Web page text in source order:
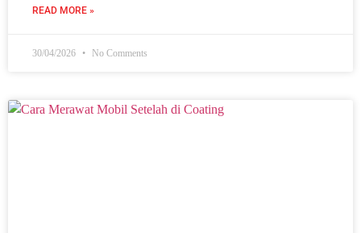
READ MORE »
30/04/2026 No Comments